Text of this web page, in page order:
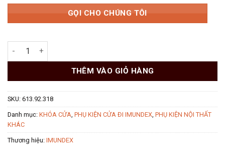
GỌI CHO CHÚNG TÔI
Khóa điện tử Imundex 613.92.318 số lượng
THÊM VÀO GIỎ HÀNG
SKU: 613.92.318
Danh mục: KHÓA CỬA, PHỤ KIỆN CỬA ĐI IMUNDEX, PHỤ KIỆN NỘI THẤT
KHÁC
Thương hiệu: IMUNDEX